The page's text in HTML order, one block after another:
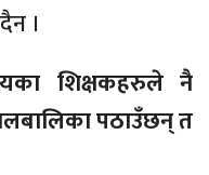
।
शिक्षकहरुले नै
पठाउँछन् त